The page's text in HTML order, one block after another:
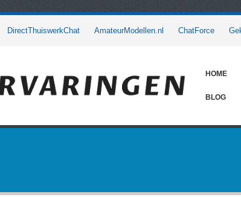
DirectThuiswerkChat AmateurModellen.nl ChatForce
HOME
BLOG